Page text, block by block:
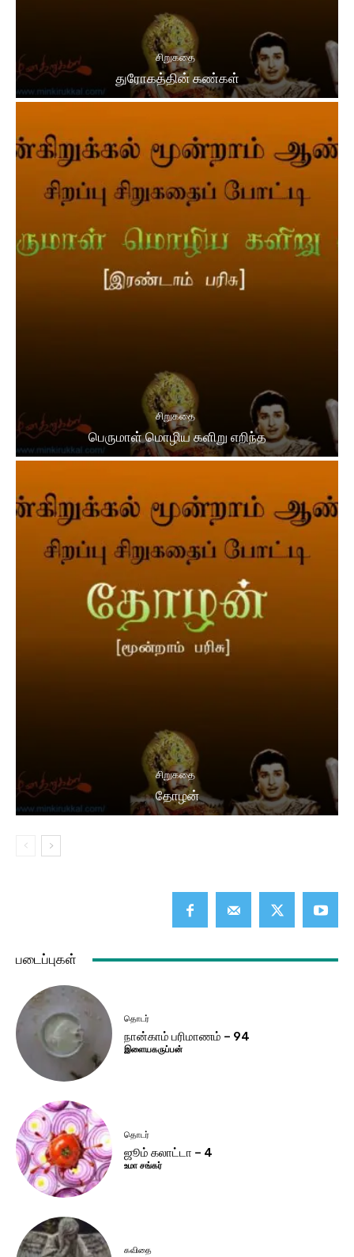
சிறுகதை
துரோகத்தின் கண்கள்
சிறுகதை
பெருமாள் மொழிய களிறு எறிந்த
சிறுகதை
தோழன்
படைப்புகள்
தொடர்
நான்காம் பரிமாணம் – 94
இளையகருப்பன்
தொடர்
ஜூம் கலாட்டா – 4
உமா சங்கர்
கவிதை